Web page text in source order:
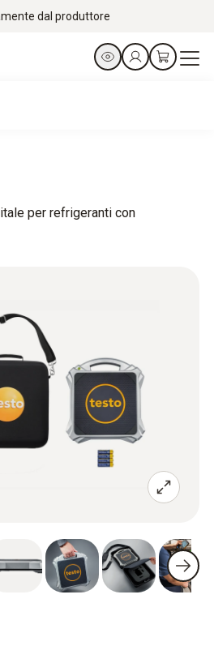
dal produttore
per refrigeranti con